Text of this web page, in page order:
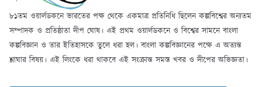
৮১তম ওয়ার্লডকনে ভারতের পক্ষ থেকে একমাত্র প্রতিনিধি ছিলেন কল্পবিশ্বের অন্যতম
সম্পাদক ও প্রতিষ্ঠাতা দীপ ঘোষ। এই প্রথম ওয়ার্লডকনে ও বিশ্বের সামনে বাংলা
কল্পবিজ্ঞান ও তার ইতিহাসকে তুলে ধরা হল। বাংলা কল্পবিজ্ঞানের পক্ষে এ অত্যন্ত
শ্লাঘার বিষয়। এই লিংকে ধরা থাকবে এই সংক্রান্ত সমস্ত খবর ও দীপের অভিজ্ঞতা।